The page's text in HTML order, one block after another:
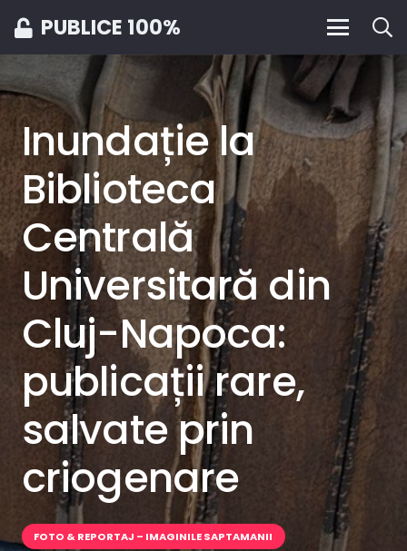
PUBLICE 100%
Inundație la
Biblioteca
Centrală
Universitară din
Cluj-Napoca:
publicații rare,
salvate prin
criogenare
FOTO & REPORTAJ – IMAGINILE SAPTAMANII